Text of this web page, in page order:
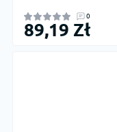
0
89,19 Zł